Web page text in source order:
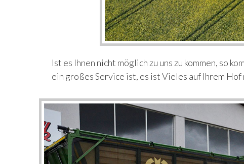
Ist es Ihnen nicht möglich zu uns zu kommen, so
ein großes Service ist, es ist Vieles auf Ihrem Hof